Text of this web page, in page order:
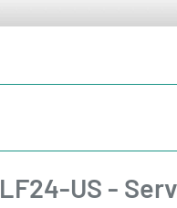
LF24-US -